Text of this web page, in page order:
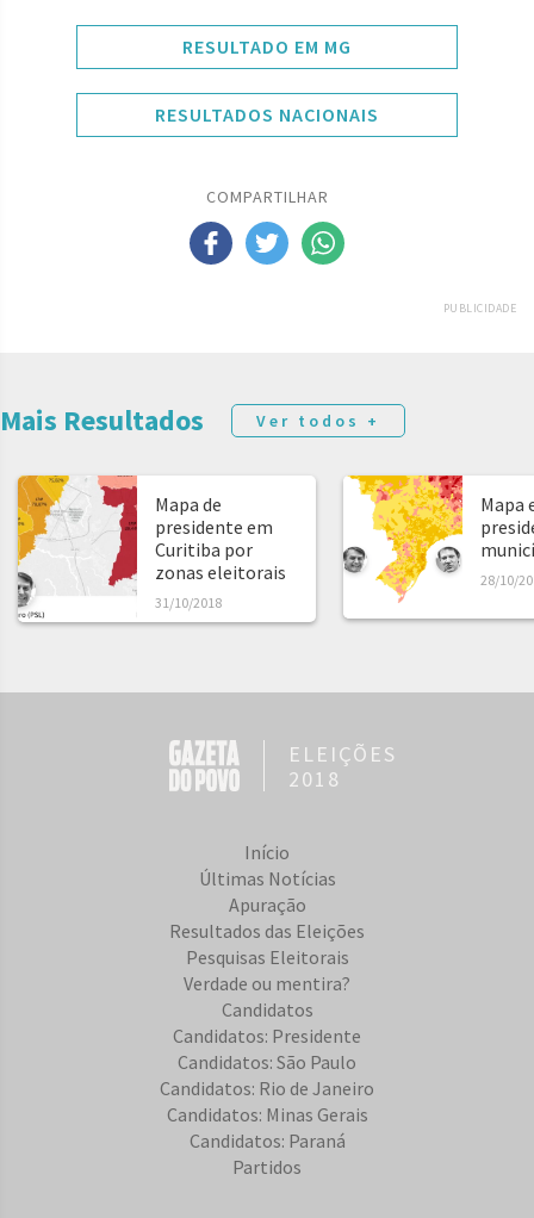
RESULTADO EM MG
RESULTADOS NACIONAIS
COMPARTILHAR
PUBLICIDADE
Mais Resultados Ver todos +
Mapa de
presidente em
Curitiba por
zonas eleitorais
31/10/2018
Mapa
28/10/
ELEIÇÕES
2018
Início
Últimas Notícias
Apuração
Resultados das Eleições
Pesquisas Eleitorais
Verdade ou mentira?
Candidatos
Candidatos: Presidente
Candidatos: São Paulo
Candidatos: Rio de Janeiro
Candidatos: Minas Gerais
Candidatos: Paraná
Partidos